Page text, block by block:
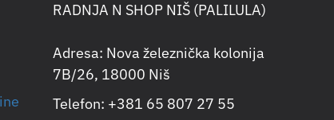
RADNJA N SHOP NIŠ (PALILULA)
Adresa: Nova železnička kolonija
7B/26, 18000 Niš
Telefon: +381 65 807 27 55